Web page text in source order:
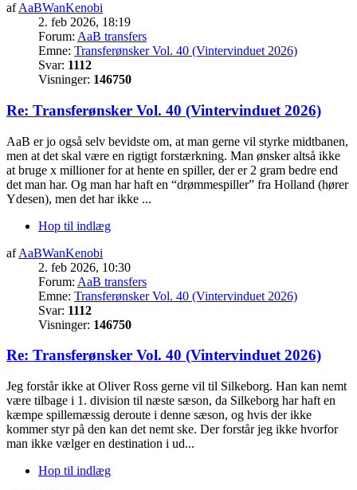
afAaBWanKenobi
2. feb 2026, 18:19
Forum: AaB transfers
Emne: Transferønsker Vol. 40 (Vintervinduet 2026)
Svar: 1112
Visninger: 146750
Re: Transferønsker Vol. 40 (Vintervinduet 2026)
AaB er jo også selv bevidste om, at man gerne vil styrke midtbanen,
men at det skal være en rigtigt forstærkning. Man ønsker altså ikke
at bruge x millioner for at hente en spiller, der er 2 gram bedre end
det man har. Og man har haft en “drømmespiller” fra Holland (hører
Ydesen), men det har ikke ...
Hop til indlæg
afAaBWanKenobi
2. feb 2026, 10:30
Forum: AaB transfers
Emne: Transferønsker Vol. 40 (Vintervinduet 2026)
Svar: 1112
Visninger: 146750
Re: Transferønsker Vol. 40 (Vintervinduet 2026)
Jeg forstår ikke at Oliver Ross gerne vil til Silkeborg. Han kan nemt
være tilbage i 1. division til næste sæson, da Silkeborg har haft en
kæmpe spillemæssig deroute i denne sæson, og hvis der ikke
kommer styr på den kan det nemt ske. Der forstår jeg ikke hvorfor
man ikke vælger en destination i ud...
Hop til indlæg